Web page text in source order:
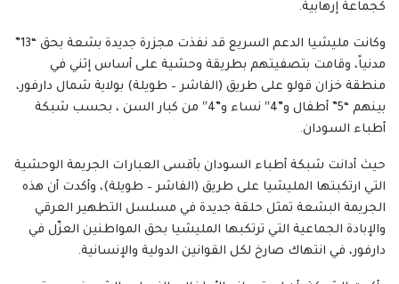
كجماعة إرهابية.
وكانت مليشيا الدعم السريع قد نفذت مجزرة جديدة بشعة بحق “13”
مدنياً، وقامت بتصفيتهم بطريقة وحشية على أساس إثني في
منطقة خزان قولو على طريق (الفاشر – طويلة) بولاية شمال دارفور،
بينهم “5” أطفال و”4″ نساء و”4″ من كبار السن ، بحسب شبكة
أطباء السودان.
حيث أدانت شبكة أطباء السودان بأقسى العبارات الجريمة الوحشية
التي ارتكبتها المليشيا على طريق (الفاشر – طويلة)، وأكدت أن هذه
الجريمة البشعة تمثل حلقة جديدة في مسلسل التطهير العرقي
والإبادة الجماعية التي ترتكبها المليشيا بحق المواطنين العزّل في
دارفور، في انتهاك صارخ لكل القوانين الدولية والإنسانية.